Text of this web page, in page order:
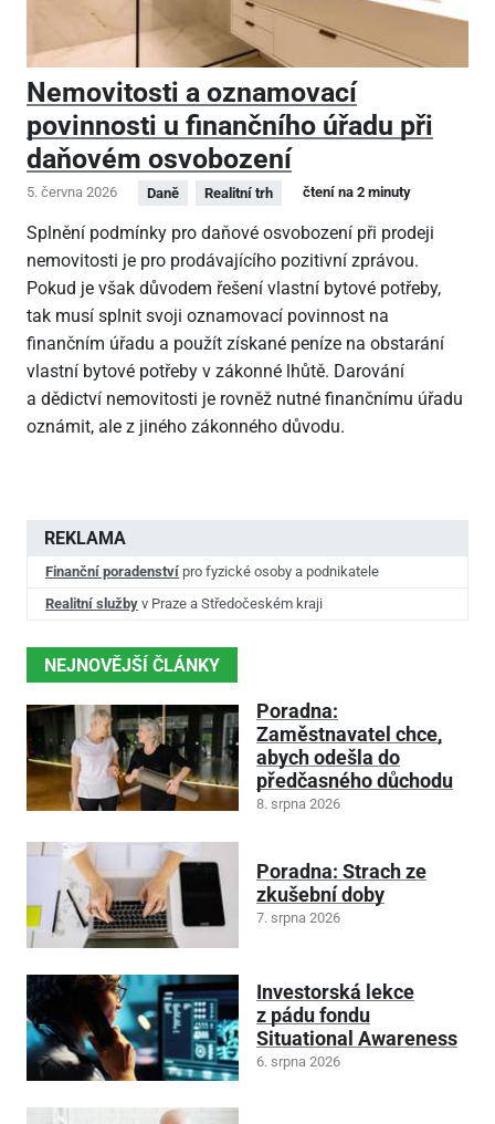
Nemovitosti a oznamovací
povinnosti u finančního úřadu při
daňovém osvobození
5. června 2026 Daně Realitní trh čtení na 2 minuty
Splnění podmínky pro daňové osvobození při prodeji
nemovitosti je pro prodávajícího pozitivní zprávou.
Pokud je však důvodem řešení vlastní bytové potřeby,
tak musí splnit svoji oznamovací povinnost na
finančním úřadu a použít získané peníze na obstarání
vlastní bytové potřeby v zákonné lhůtě. Darování
a dědictví nemovitosti je rovněž nutné finančnímu úřadu
oznámit, ale z jiného zákonného důvodu.
REKLAMA
Finanční poradenství pro fyzické osoby a podnikatele
Realitní služby v Praze a Středočeském kraji
NEJNOVĚJŠÍ ČLÁNKY
Poradna:
Zaměstnavatel chce,
abych odešla do
předčasného důchodu
8. srpna 2026
Poradna: Strach ze
zkušební doby
7. srpna 2026
Investorská lekce
z pádu fondu
Situational Awareness
6. srpna 2026